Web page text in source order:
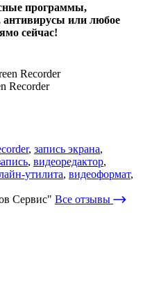
программы,
или любое
сейчас!
Recorder
, запись экрана,
, видеоредактор,
утилита, видеоформат,
Сервис" Все отзывы